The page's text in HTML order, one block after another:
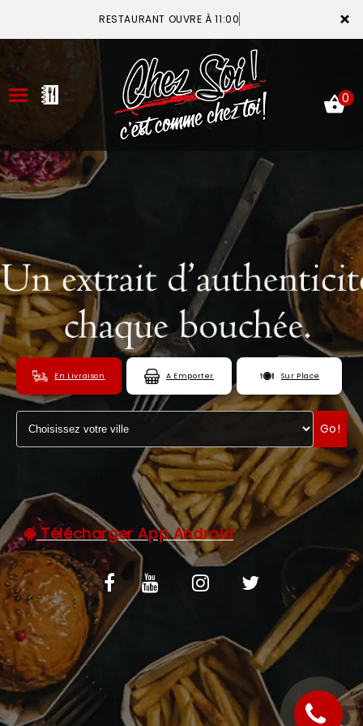
×
RESTAURANT OUVRE À 11:00
ACCUEIL
VOTRE COMPTE
NOTRE RESTAURANT
VOS AVIS
MENTIONS LÉGALES
C.G.V
ZONES DE LIVRAISON
0
En Livraison A Emporter Sur Place
Go!
Télécharger App Android